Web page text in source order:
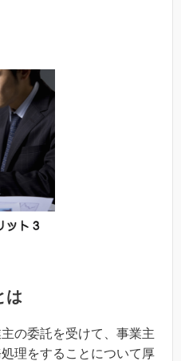
は
の委託を受けて、事業主
理をすることについて厚